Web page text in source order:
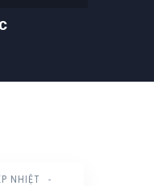
NHIỆT -